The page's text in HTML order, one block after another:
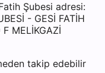
Şubesi adresi:
- GESİ FATİH
MELİKGAZİ
takip edebilir